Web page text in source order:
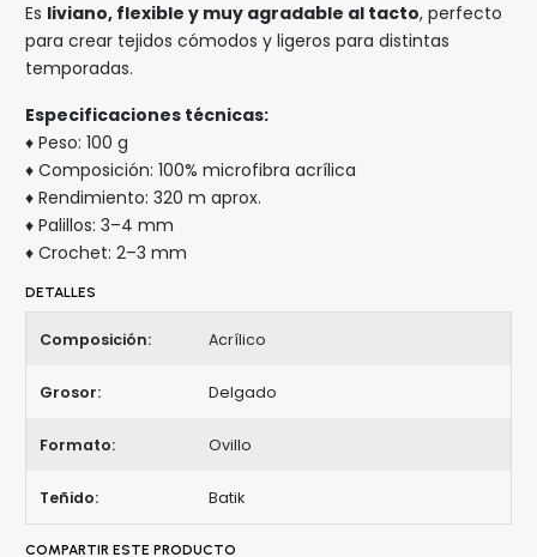
Es liviano, flexible y muy agradable al tacto, perfecto
para crear tejidos cómodos y ligeros para distintas
temporadas.
Especificaciones técnicas:
♦ Peso: 100 g
♦ Composición: 100% microfibra acrílica
♦ Rendimiento: 320 m aprox.
♦ Palillos: 3–4 mm
♦ Crochet: 2–3 mm
DETALLES
Composición: Acrílico
Grosor: Delgado
Formato: Ovillo
Teñido: Batik
COMPARTIR ESTE PRODUCTO